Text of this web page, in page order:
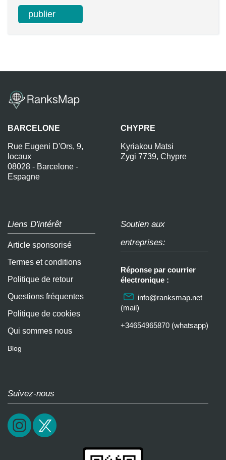
BARCELONE
Rue Eugeni D'Ors, 9,
locaux
08028 - Barcelone -
Espagne
CHYPRE
Kyriakou Matsi
Zygi 7739, Chypre
Liens D'intérêt
Article sponsorisé
Termes et conditions
Politique de retour
Questions fréquentes
Politique de cookies
Qui sommes nous
Blog
Soutien aux
entreprises:
Réponse par courrier
électronique :
info@ranksmap.net
(mail)
+34654965870 (whatsapp)
Suivez-nous